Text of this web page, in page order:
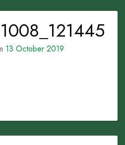
13 October 2019